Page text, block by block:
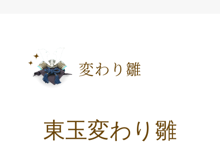
変わり雛
東玉変わり雛